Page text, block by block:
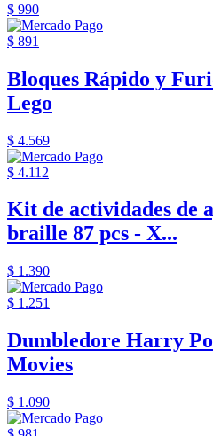
$ 990
$ 891
Bloques Rápido y
Lego
$ 4.569
$ 4.112
Kit de actividades de
braille 87 pcs - X...
$ 1.390
$ 1.251
Dumbledore Harry
Movies
$ 1.090